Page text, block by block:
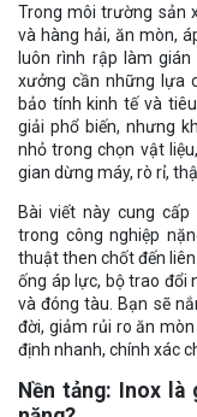
Trong môi trường sản
và hàng hải, ăn mòn,
luôn rình rập làm
xưởng cần những lựa
bảo tính kinh tế và
giải phổ biến, nhưng
nhỏ trong chọn vật
gian dừng máy, rò rỉ,
Bài viết này cung
trong công nghiệp
thuật then chốt đến
ống áp lực, bộ trao đổi
và đóng tàu. Bạn sẽ
đời, giảm rủi ro ăn
định nhanh, chính xác
Nền tảng: Inox là